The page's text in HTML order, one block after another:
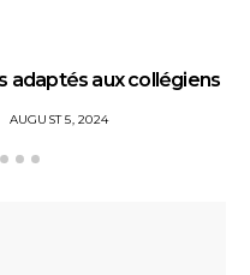
adaptés aux collégiens
AUGUST 5, 2024